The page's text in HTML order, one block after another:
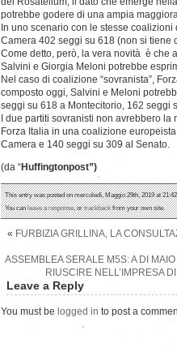
potrebbe godere di una ampia
In uno scenario con le stesse
Camera 402 seggi su 618 (non si tiene
Come detto, però, la vera novità è che
Salvini e Giorgia Meloni potrebbe
Nel caso di coalizione “sovranista”,
composto oggi, Salvini e Meloni
seggi su 618 a Montecitorio, 162 seggi
I due partiti sovranisti non avrebbero
Forza Italia in una coalizione
Camera e 140 seggi su 309 al Senato.
(da “Huffingtonpost”)
This entry was posted on mercoledì, Maggio 29th, 2019 at
You canleave a response, ortrackbackfrom your own site.
« FURBIZIA GRILLINA, LA
ASSEMBLEA SERALE M5S: A DI
RIUSCIRE NELL’IMPRESA
Leave a Reply
You must be logged in to post a